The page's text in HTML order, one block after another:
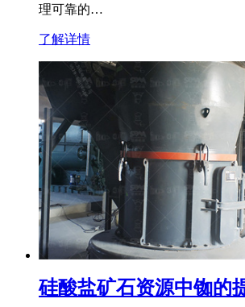
理可靠的…
了解详情
硅酸盐矿石资源中铷的